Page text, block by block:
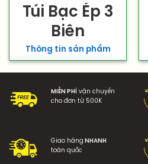
Túi Bạc Ép 3
Biên
Thông tin sản phẩm
MIỄN PHÍ vận chuyển
cho đơn từ 500K
Giao hàng NHANH
toàn quốc